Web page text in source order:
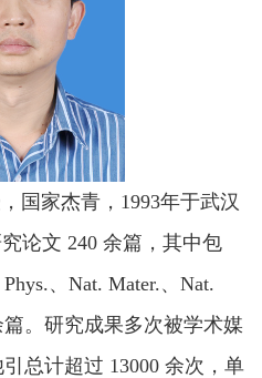
国家杰青，1993年于武汉
论文 240 余篇，其中包
、Nat. Mater.、Nat.
篇。研究成果多次被学术媒
总计超过 13000 余次，单